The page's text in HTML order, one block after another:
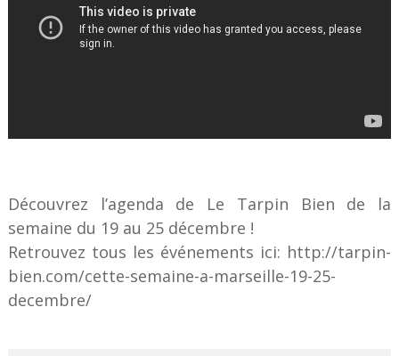
Découvrez l’agenda de Le Tarpin Bien de la
semaine du 19 au 25 décembre !
Retrouvez tous les événements ici: http://tarpin-
bien.com/cette-semaine-a-marseille-19-25-
decembre/